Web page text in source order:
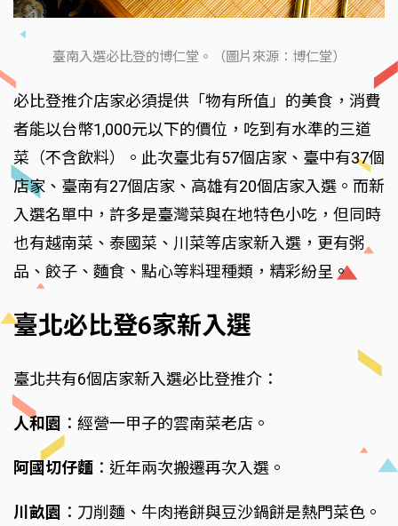
臺南入選必比登的博仁堂。（圖片來源：博仁堂）
必比登推介店家必須提供「物有所值」的美食，消費
者能以台幣1,000元以下的價位，吃到有水準的三道
菜（不含飲料）。此次臺北有57個店家、臺中有37個
店家、臺南有27個店家、高雄有20個店家入選。而新
入選名單中，許多是臺灣菜與在地特色小吃，但同時
也有越南菜、泰國菜、川菜等店家新入選，更有粥
品、餃子、麵食、點心等料理種類，精彩紛呈。
臺北必比登6家新入選
臺北共有6個店家新入選必比登推介：
人和園 ：經營一甲子的雲南菜老店。
阿國切仔麵 ：近年兩次搬遷再次入選。
川畝園 ：刀削麵、牛肉捲餅與豆沙鍋餅是熱門菜色。